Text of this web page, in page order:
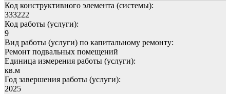
Код конструктивного элемента (системы):
333222
Код работы (услуги):
9
Вид работы (услуги) по капитальному ремонту:
Ремонт подвальных помещений
Единица измерения работы (услуги):
кв.м
Год завершения работы (услуги):
2025